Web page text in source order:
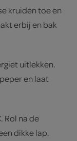
kruiden toe en
erbij en bak
uitlekken.
en laat
Rol na de
dikke lap.